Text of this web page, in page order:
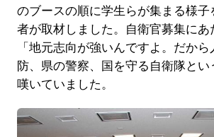
のブースの順に学生らが集まる様子
者が取材しました。自衛官募集にあ
「地元志向が強いんですよ。だか
防、県の警察、国を守る自衛隊とい
嘆いていました。